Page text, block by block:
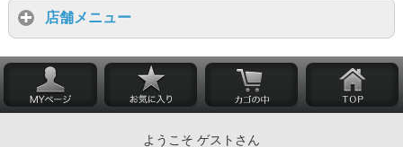
店舗メニュー
ようこそ ゲストさん